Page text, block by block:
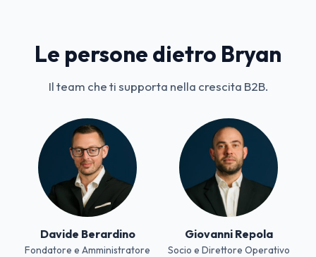
Le persone dietro Bryan
Il team che ti supporta nella crescita B2B.
Davide Berardino
Fondatore e Amministratore
Giovanni Repola
Socio e Direttore Operativo